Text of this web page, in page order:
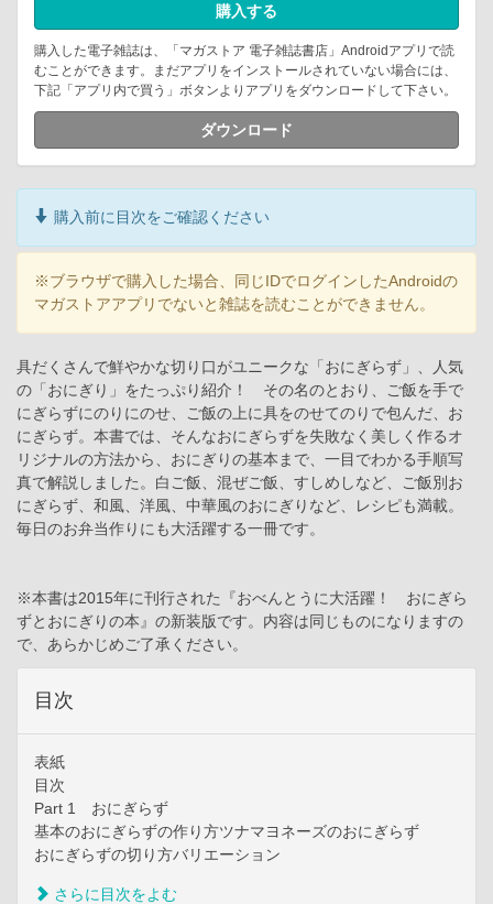
購入する
購入した電子雑誌は、「マガストア 電子雑誌書店」Androidアプリで読
むことができます。まだアプリをインストールされていない場合には、
下記「アプリ内で買う」ボタンよりアプリをダウンロードして下さい。
ダウンロード
購入前に目次をご確認ください
※ブラウザで購入した場合、同じIDでログインしたAndroidの
マガストアアプリでないと雑誌を読むことができません。
具だくさんで鮮やかな切り口がユニークな「おにぎらず」、人気
の「おにぎり」をたっぷり紹介！ その名のとおり、ご飯を手で
にぎらずにのりにのせ、ご飯の上に具をのせてのりで包んだ、お
にぎらず。本書では、そんなおにぎらずを失敗なく美しく作るオ
リジナルの方法から、おにぎりの基本まで、一目でわかる手順写
真で解説しました。白ご飯、混ぜご飯、すしめしなど、ご飯別お
にぎらず、和風、洋風、中華風のおにぎりなど、レシピも満載。
毎日のお弁当作りにも大活躍する一冊です。
※本書は2015年に刊行された『おべんとうに大活躍！ おにぎら
ずとおにぎりの本』の新装版です。内容は同じものになりますの
で、あらかじめご了承ください。
目次
表紙
目次
Part 1 おにぎらず
基本のおにぎらずの作り方ツナマヨネーズのおにぎらず
おにぎらずの切り方バリエーション
さらに目次をよむ